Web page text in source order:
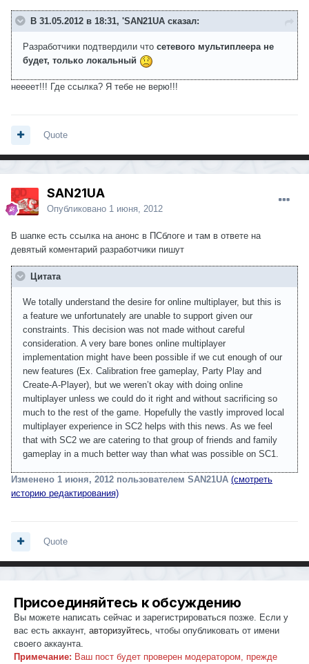
В 31.05.2012 в 18:31, 'SAN21UA сказал:
Разработчики подтвердили что сетевого мультиплеера не
будет, только локальный
неееет!!! Где ссылка? Я тебе не верю!!!
Quote
SAN21UA
Опубликовано 1 июня, 2012
В шапке есть ссылка на анонс в ПСблоге и там в ответе на
девятый коментарий разработчики пишут
Цитата
We totally understand the desire for online multiplayer, but this is
a feature we unfortunately are unable to support given our
constraints. This decision was not made without careful
consideration. A very bare bones online multiplayer
implementation might have been possible if we cut enough of our
new features (Ex. Calibration free gameplay, Party Play and
Create-A-Player), but we weren’t okay with doing online
multiplayer unless we could do it right and without sacrificing so
much to the rest of the game. Hopefully the vastly improved local
multiplayer experience in SC2 helps with this news. As we feel
that with SC2 we are catering to that group of friends and family
gameplay in a much better way than what was possible on SC1.
Изменено 1 июня, 2012 пользователем SAN21UA (смотреть
историю редактирования)
Quote
Присоединяйтесь к обсуждению
Вы можете написать сейчас и зарегистрироваться позже. Если у
вас есть аккаунт, авторизуйтесь, чтобы опубликовать от имени
своего аккаунта.
Примечание: Ваш пост будет проверен модератором, прежде